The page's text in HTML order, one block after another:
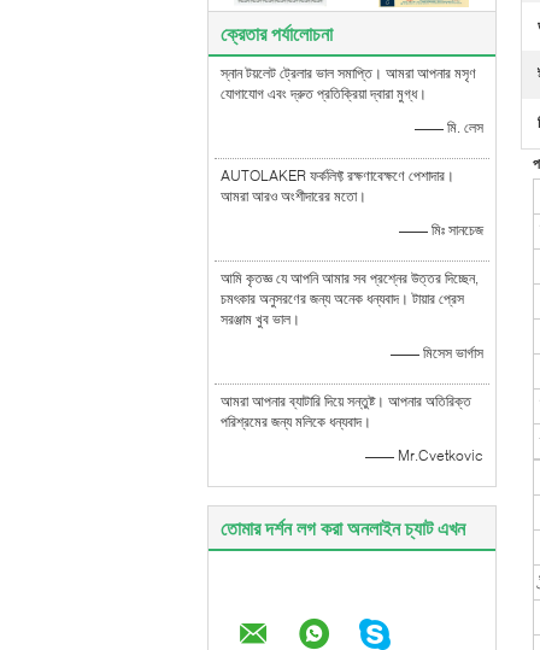
ক্রেতার পর্যালোচনা
স্নান টয়লেট ট্রেলার ভাল সমাপ্তি। আমরা আপনার মসৃণ
যোগাযোগ এবং দ্রুত প্রতিক্রিয়া দ্বারা মুগ্ধ।
—— মি. লেস
AUTOLAKER ফর্কলিফ্ট রক্ষণাবেক্ষণে পেশাদার।
আমরা আরও অংশীদারের মতো।
—— মিঃ সানচেজ
আমি কৃতজ্ঞ যে আপনি আমার সব প্রশ্নের উত্তর দিচ্ছেন,
চমৎকার অনুসরণের জন্য অনেক ধন্যবাদ। টায়ার প্রেস
সরঞ্জাম খুব ভাল।
—— মিসেস ভার্গাস
আমরা আপনার ব্যাটারি দিয়ে সন্তুষ্ট। আপনার অতিরিক্ত
পরিশ্রমের জন্য মলিকে ধন্যবাদ।
—— Mr.Cvetkovic
তোমার দর্শন লগ করা অনলাইন চ্যাট এখন